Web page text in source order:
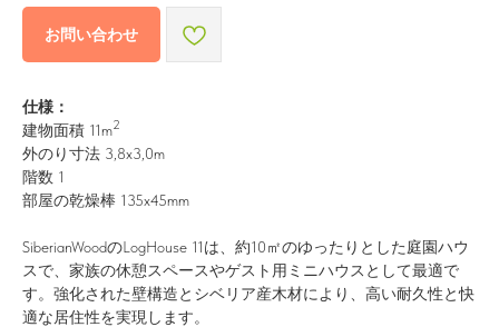
お問い合わせ
仕様：
建物面積 11m2
外のり寸法 3,8x3,0m
階数 1
部屋の乾燥棒 135x45mm
SiberianWoodのLogHouse 11は、約10㎡のゆったりとした庭園ハウ
スで、家族の休憩スペースやゲスト用ミニハウスとして最適で
す。強化された壁構造とシベリア産木材により、高い耐久性と快
適な居住性を実現します。